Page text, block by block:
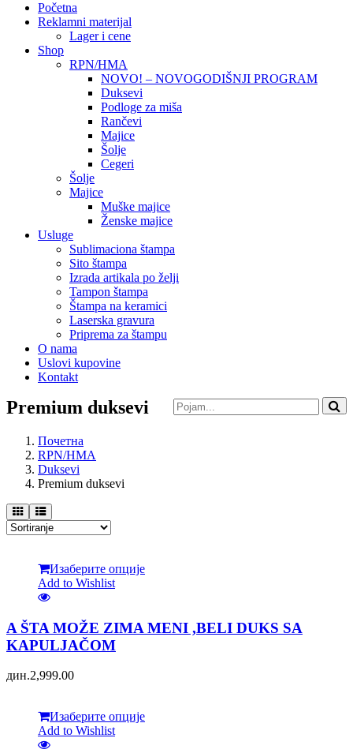
Početna
Reklamni materijal
Lager i cene
Shop
RPN/HMA
NOVO! – NOVOGODIŠNJI PROGRAM
Duksevi
Podloge za miša
Rančevi
Majice
Šolje
Cegeri
Šolje
Majice
Muške majice
Ženske majice
Usluge
Sublimaciona štampa
Sito štampa
Izrada artikala po želji
Tampon štampa
Štampa na keramici
Laserska gravura
Priprema za štampu
O nama
Uslovi kupovine
Kontakt
Premium duksevi
Почетна
RPN/HMA
Duksevi
Premium duksevi
Изаберите опције
Add to Wishlist
A ŠTA MOŽE ZIMA MENI ,BELI DUKS SA
KAPULJAČOM
дин.2,999.00
Изаберите опције
Add to Wishlist